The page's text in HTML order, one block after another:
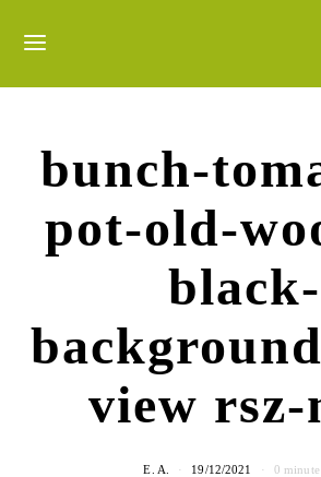
bunch-
pot-old-
black-
view rsz-
E. A. 19/12/2021 0 minute